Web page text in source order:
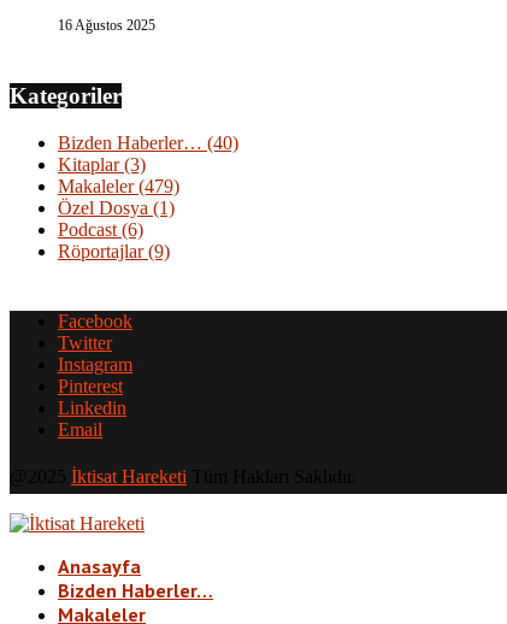
16 Ağustos 2025
Kategoriler
Bizden Haberler… (40)
Kitaplar(3)
Makaleler(479)
Özel Dosya (1)
Podcast (6)
Röportajlar(9)
Facebook
Twitter
Instagram
Pinterest
Linkedin
Email
İktisat Hareketi
Anasayfa
Bizden Haberler…
Makaleler